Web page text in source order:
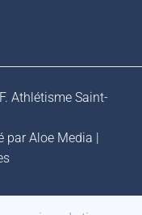
Athlétisme Saint-
parAloe Media |